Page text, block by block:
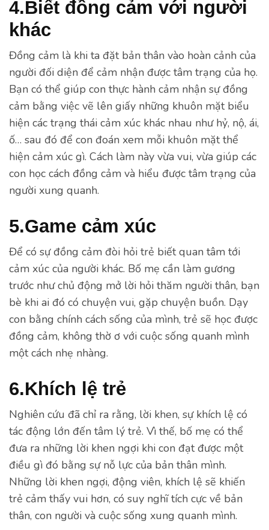
4.Biết đồng cảm với người
khác
Đồng cảm là khi ta đặt bản thân vào hoàn cảnh của
người đối diện để cảm nhận được tâm trạng của họ.
Bạn có thể giúp con thực hành cảm nhận sự đồng
cảm bằng việc vẽ lên giấy những khuôn mặt biểu
hiện các trạng thái cảm xúc khác nhau như hỷ, nộ, ái,
ố… sau đó để con đoán xem mỗi khuôn mặt thể
hiện cảm xúc gì. Cách làm này vừa vui, vừa giúp các
con học cách đồng cảm và hiểu được tâm trạng của
người xung quanh.
5.Game cảm xúc
Để có sự đồng cảm đòi hỏi trẻ biết quan tâm tới
cảm xúc của người khác. Bố mẹ cần làm gương
trước như chủ động mở lời hỏi thăm người thân, bạn
bè khi ai đó có chuyện vui, gặp chuyện buồn. Dạy
con bằng chính cách sống của mình, trẻ sẽ học được
đồng cảm, không thờ ơ với cuộc sống quanh mình
một cách nhẹ nhàng.
6.Khích lệ trẻ
Nghiên cứu đã chỉ ra rằng, lời khen, sự khích lệ có
tác động lớn đến tâm lý trẻ. Vì thế, bố mẹ có thể
đưa ra những lời khen ngợi khi con đạt được một
điều gì đó bằng sự nỗ lực của bản thân mình.
Những lời khen ngợi, động viên, khích lệ sẽ khiến
trẻ cảm thấy vui hơn, có suy nghĩ tích cực về bản
thân, con người và cuộc sống xung quanh mình.